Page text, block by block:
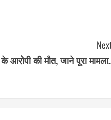
की मौत, जाने पूरा